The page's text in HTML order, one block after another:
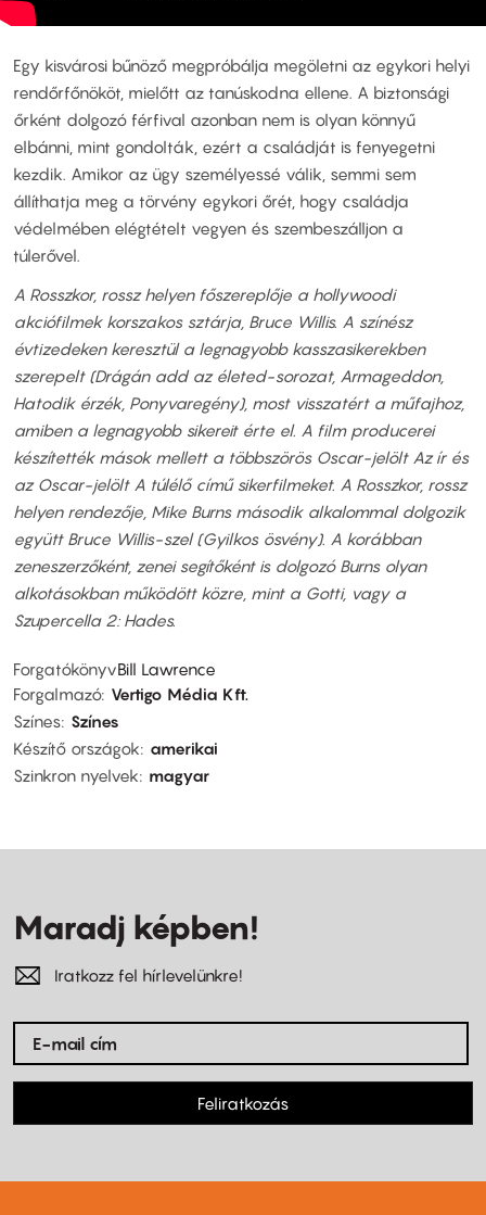
Egy kisvárosi bűnöző megpróbálja megöletni az egykori helyi
rendőrfőnököt, mielőtt az tanúskodna ellene. A biztonsági
őrként dolgozó férfival azonban nem is olyan könnyű
elbánni, mint gondolták, ezért a családját is fenyegetni
kezdik. Amikor az ügy személyessé válik, semmi sem
állíthatja meg a törvény egykori őrét, hogy családja
védelmében elégtételt vegyen és szembeszálljon a
túlerővel.
A Rosszkor, rossz helyen főszereplője a hollywoodi
akciófilmek korszakos sztárja, Bruce Willis. A színész
évtizedeken keresztül a legnagyobb kasszasikerekben
szerepelt (Drágán add az életed-sorozat, Armageddon,
Hatodik érzék, Ponyvaregény), most visszatért a műfajhoz,
amiben a legnagyobb sikereit érte el. A film producerei
készítették mások mellett a többszörös Oscar-jelölt Az ír és
az Oscar-jelölt A túlélő című sikerfilmeket. A Rosszkor, rossz
helyen rendezője, Mike Burns második alkalommal dolgozik
együtt Bruce Willis-szel (Gyilkos ösvény). A korábban
zeneszerzőként, zenei segítőként is dolgozó Burns olyan
alkotásokban működött közre, mint a Gotti, vagy a
Szupercella 2: Hades.
ForgatókönyvBill Lawrence
Forgalmazó Vertigo Média Kft.
Színes Színes
Készítő országok
amerikai
Szinkron nyelvek
magyar
Maradj képben!
Iratkozz fel hírlevelünkre!
Feliratkozás